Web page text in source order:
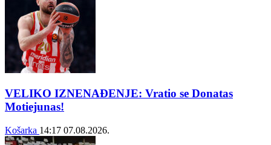
VELIKO IZNENAĐENJE: Vratio se Donatas
Motiejunas!
Košarka 14:17 07.08.2026.